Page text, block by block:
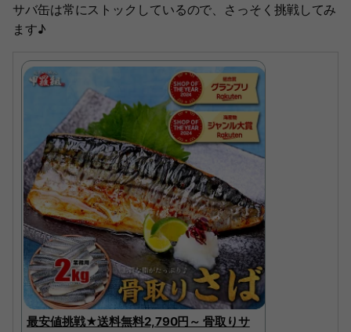
サバ缶は常にストックしているので、さっそく挑戦してみ
ます♪
最安値挑戦★送料無料2,790円～ 骨取りサ